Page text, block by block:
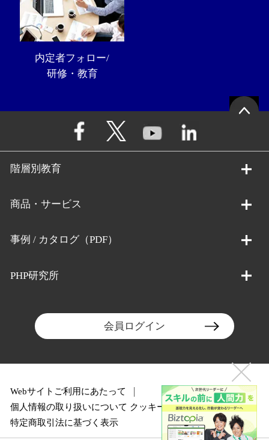
内定者フォロー/
研修・教育
階層別教育
商品・サービス
事例 / カタログ（PDF）
PHP研究所
会員ログイン
Webサイトご利用にあたって
個人情報の取り扱いについて クッキーポリシー
特定商取引法に基づく表示